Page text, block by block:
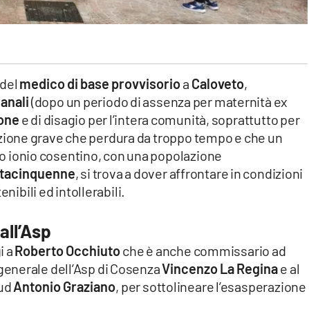
medico di base provvisorioa Caloveto,
(dopo un periodo di assenza per maternità ex
e di disagio per l’intera comunità, soprattutto per
grave che perdura da troppo tempo e che un
ionio cosentino, con una popolazione
, si trova a dover affrontare in condizioni
ed intollerabili.
aRoberto Occhiutoche è anche commissario ad
dell’Asp di CosenzaVincenzo La Reginae al
Antonio Graziano, per sottolineare l’esasperazione